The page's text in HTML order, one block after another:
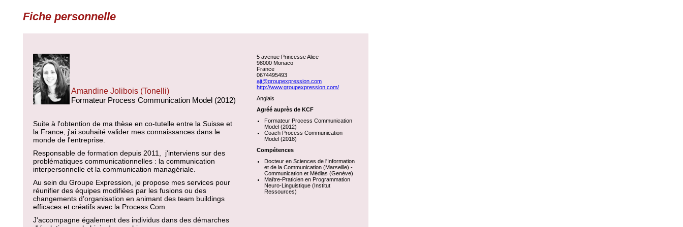
Fiche personnelle
Amandine Jolibois (Tonelli)
Formateur Process Communication Model (2012)
Suite à l'obtention de ma thèse en co-tutelle entre la Suisse et
la France, j'ai souhaité valider mes connaissances dans le
monde de l'entreprise.
Responsable de formation depuis 2011, j'interviens sur des
problématiques communicationnelles : la communication
interpersonnelle et la communication managériale.
Au sein du Groupe Expression, je propose mes services pour
réunifier des équipes modifiées par les fusions ou des
changements d’organisation en animant des team buildings
efficaces et créatifs avec la Process Com.
J'accompagne également des individus dans des démarches
5 avenue Princesse Alice
98000 Monaco
France
0674495493
ajt@groupexpression.com
http://www.groupexpression.com/
Anglais
Agréé auprès de KCF
Formateur Process Communication
Model (2012)
Coach Process Communication
Model (2018)
Compétences
Docteur en Sciences de l'Information
et de la Communication (Marseille) -
Communication et Médias (Genève)
Maître-Praticien en Programmation
Neuro-Linguistique (Institut
Ressources)